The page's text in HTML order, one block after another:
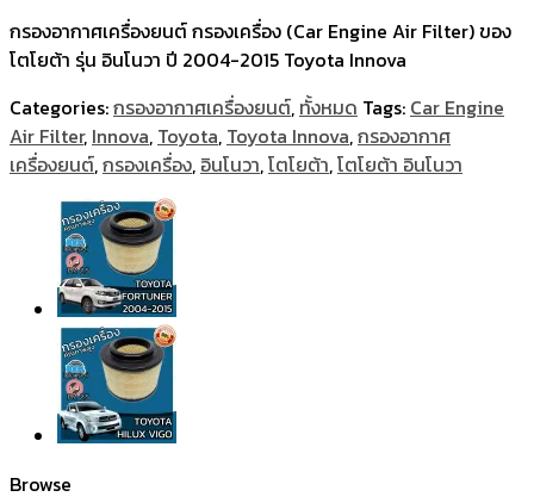
กรองอากาศเครื่องยนต์ กรองเครื่อง (Car Engine Air Filter) ของ
โตโยต้า รุ่น อินโนวา ปี 2004-2015 Toyota Innova
Categories:กรองอากาศเครื่องยนต์, ทั้งหมด Tags: Car Engine
Air Filter, Innova, Toyota, Toyota Innova,กรองอากาศ
เครื่องยนต์,กรองเครื่อง, อินโนวา,โตโยต้า,โตโยต้า อินโนวา
Browse